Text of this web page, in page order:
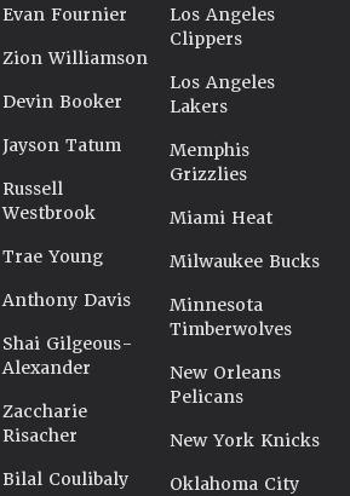
Evan Fournier
Zion Williamson
Devin Booker
Jayson Tatum
Russell
Westbrook
Trae Young
Anthony Davis
Shai Gilgeous-
Alexander
Zaccharie
Risacher
Bilal Coulibaly
Los Angeles
Clippers
Los Angeles
Lakers
Memphis
Grizzlies
Miami Heat
Milwaukee Bucks
Minnesota
Timberwolves
New Orleans
Pelicans
New York Knicks
Oklahoma City